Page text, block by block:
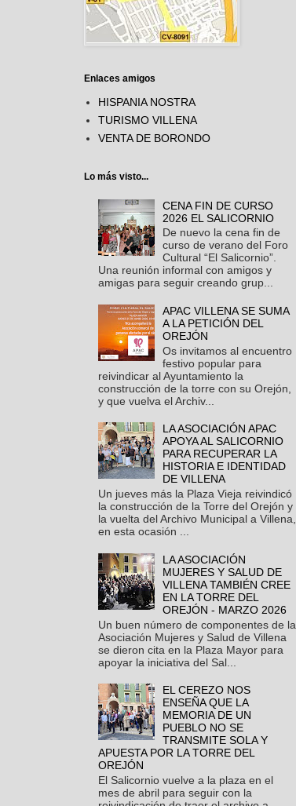
Enlaces amigos
HISPANIA NOSTRA
TURISMO VILLENA
VENTA DE BORONDO
Lo más visto...
CENA FIN DE CURSO
2026 EL SALICORNIO
De nuevo la cena fin de
curso de verano del Foro
Cultural “El Salicornio”.
Una reunión informal con amigos y
amigas para seguir creando grup...
APAC VILLENA SE SUMA
A LA PETICIÓN DEL
OREJÓN
Os invitamos al encuentro
festivo popular para
reivindicar al Ayuntamiento la
construcción de la torre con su Orejón,
y que vuelva el Archiv...
LA ASOCIACIÓN APAC
APOYA AL SALICORNIO
PARA RECUPERAR LA
HISTORIA E IDENTIDAD
DE VILLENA
Un jueves más la Plaza Vieja reivindicó
la construcción de la Torre del Orejón y
la vuelta del Archivo Municipal a Villena,
en esta ocasión ...
LA ASOCIACIÓN
MUJERES Y SALUD DE
VILLENA TAMBIÉN CREE
EN LA TORRE DEL
OREJÓN - MARZO 2026
Un buen número de componentes de la
Asociación Mujeres y Salud de Villena
se dieron cita en la Plaza Mayor para
apoyar la iniciativa del Sal...
EL CEREZO NOS
ENSEÑA QUE LA
MEMORIA DE UN
PUEBLO NO SE
TRANSMITE SOLA Y
APUESTA POR LA TORRE DEL
OREJÓN
El Salicornio vuelve a la plaza en el
mes de abril para seguir con la